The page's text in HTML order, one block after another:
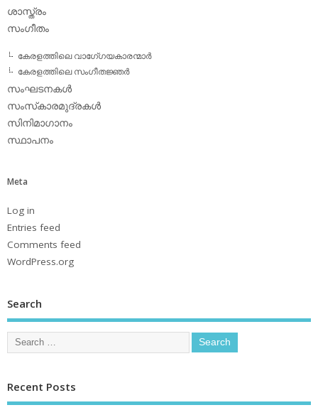
ശാസ്ത്രം
സംഗീതം
കേരളത്തിലെ വാഗേ്ഗയകാരന്മാര്‍
കേരളത്തിലെ സംഗീതജ്ഞര്‍
സംഘടനകള്‍
സംസ്‌കാരമുദ്രകള്‍
സിനിമാഗാനം
സ്ഥാപനം
Meta
Log in
Entries feed
Comments feed
WordPress.org
Search
Recent Posts